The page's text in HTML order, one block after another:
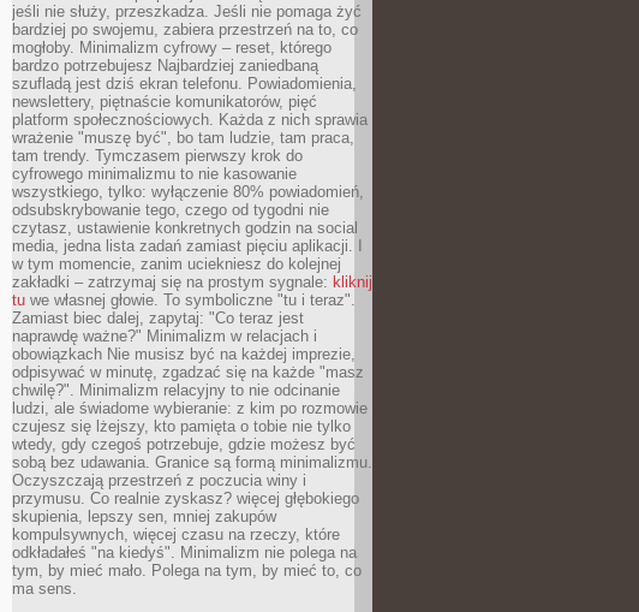
jeśli nie służy, przeszkadza. Jeśli nie pomaga żyć
bardziej po swojemu, zabiera przestrzeń na to, co
mogłoby. Minimalizm cyfrowy – reset, którego
bardzo potrzebujesz Najbardziej zaniedbaną
szufladą jest dziś ekran telefonu. Powiadomienia,
newslettery, piętnaście komunikatorów, pięć
platform społecznościowych. Każda z nich sprawia
wrażenie "muszę być", bo tam ludzie, tam praca,
tam trendy. Tymczasem pierwszy krok do
cyfrowego minimalizmu to nie kasowanie
wszystkiego, tylko: wyłączenie 80% powiadomień,
odsubskrybowanie tego, czego od tygodni nie
czytasz, ustawienie konkretnych godzin na social
media, jedna lista zadań zamiast pięciu aplikacji. I
w tym momencie, zanim uciekniesz do kolejnej
zakładki – zatrzymaj się na prostym sygnale: kliknij
tu we własnej głowie. To symboliczne "tu i teraz".
Zamiast biec dalej, zapytaj: "Co teraz jest
naprawdę ważne?" Minimalizm w relacjach i
obowiązkach Nie musisz być na każdej imprezie,
odpisywać w minutę, zgadzać się na każde "masz
chwilę?". Minimalizm relacyjny to nie odcinanie
ludzi, ale świadome wybieranie: z kim po rozmowie
czujesz się lżejszy, kto pamięta o tobie nie tylko
wtedy, gdy czegoś potrzebuje, gdzie możesz być
sobą bez udawania. Granice są formą minimalizmu.
Oczyszczają przestrzeń z poczucia winy i
przymusu. Co realnie zyskasz? więcej głębokiego
skupienia, lepszy sen, mniej zakupów
kompulsywnych, więcej czasu na rzeczy, które
odkładałeś "na kiedyś". Minimalizm nie polega na
tym, by mieć mało. Polega na tym, by mieć to, co
ma sens.